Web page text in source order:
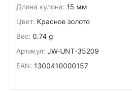
Длина кулона: 15 мм
Цвет: Красное золото
Вес: 0.74 g
Артикул: JW-UNT-35209
EAN: 1300410000157